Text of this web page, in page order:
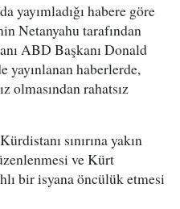
yayımladığı habere göre
Netanyahu tarafından
ABD Başkanı Donald
yayınlanan haberlerde,
olmasından rahatsız
sınırına yakın
ve Kürt
bir isyana öncülük etmesi